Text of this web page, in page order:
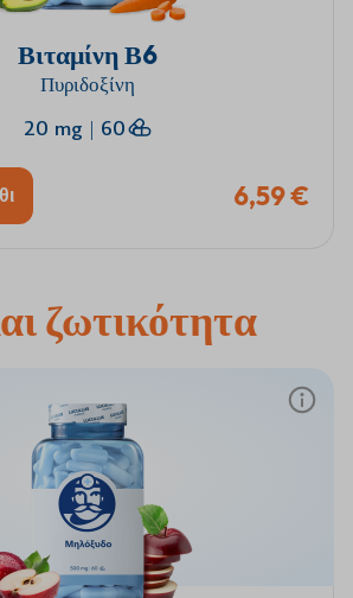
Βιταμίνη Β6
Πυριδοξίνη
20 mg | 60
6,59 €
ζωτικότητα